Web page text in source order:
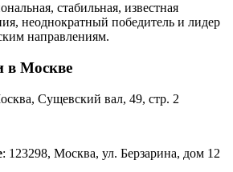
стабильная, известная
неоднократный победитель и лидер
направлениям.
в Москве
Сущевский вал, 49, стр. 2
: 123298, Москва, ул. Берзарина, дом 12